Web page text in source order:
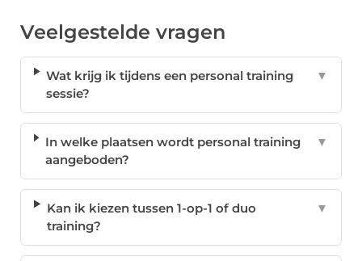
Veelgestelde vragen
Wat krijg ik tijdens een personal training
sessie?
▼
In welke plaatsen wordt personal training
aangeboden?
▼
Kan ik kiezen tussen 1-op-1 of duo
training?
▼